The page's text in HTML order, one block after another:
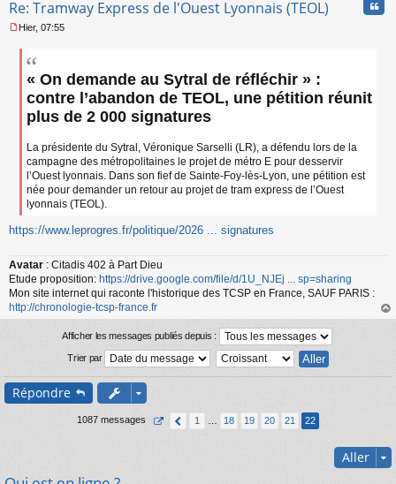
Re: Tramway Express de l'Ouest Lyonnais (TEOL)
e
Hier, 07:55
« On demande au Sytral de réfléchir » :
contre l’abandon de TEOL, une pétition réunit
plus de 2 000 signatures
La présidente du Sytral, Véronique Sarselli (LR), a défendu lors de la
campagne des métropolitaines le projet de métro E pour desservir
l’Ouest lyonnais. Dans son fief de Sainte-Foy-lès-Lyon, une pétition est
née pour demander un retour au projet de tram express de l’Ouest
lyonnais (TEOL).
https://www.leprogres.fr/politique/2026 ... signatures
Avatar : Citadis 402 à Part Dieu
Etude proposition: https://drive.google.com/file/d/1U_NJEj ... sp=sharing
Mon site internet qui raconte l'historique des TCSP en France, SAUF PARIS :
http://chronologie-tcsp-france.fr
au
Afficher les messages publiés depuis :
Trier par
Répondre
1087 messages 1 18 19 20 21 22
Aller